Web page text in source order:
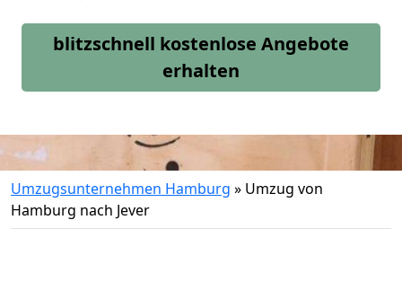
blitzschnell kostenlose Angebote
erhalten
Umzugsunternehmen Hamburg » Umzug von
Hamburg nach Jever